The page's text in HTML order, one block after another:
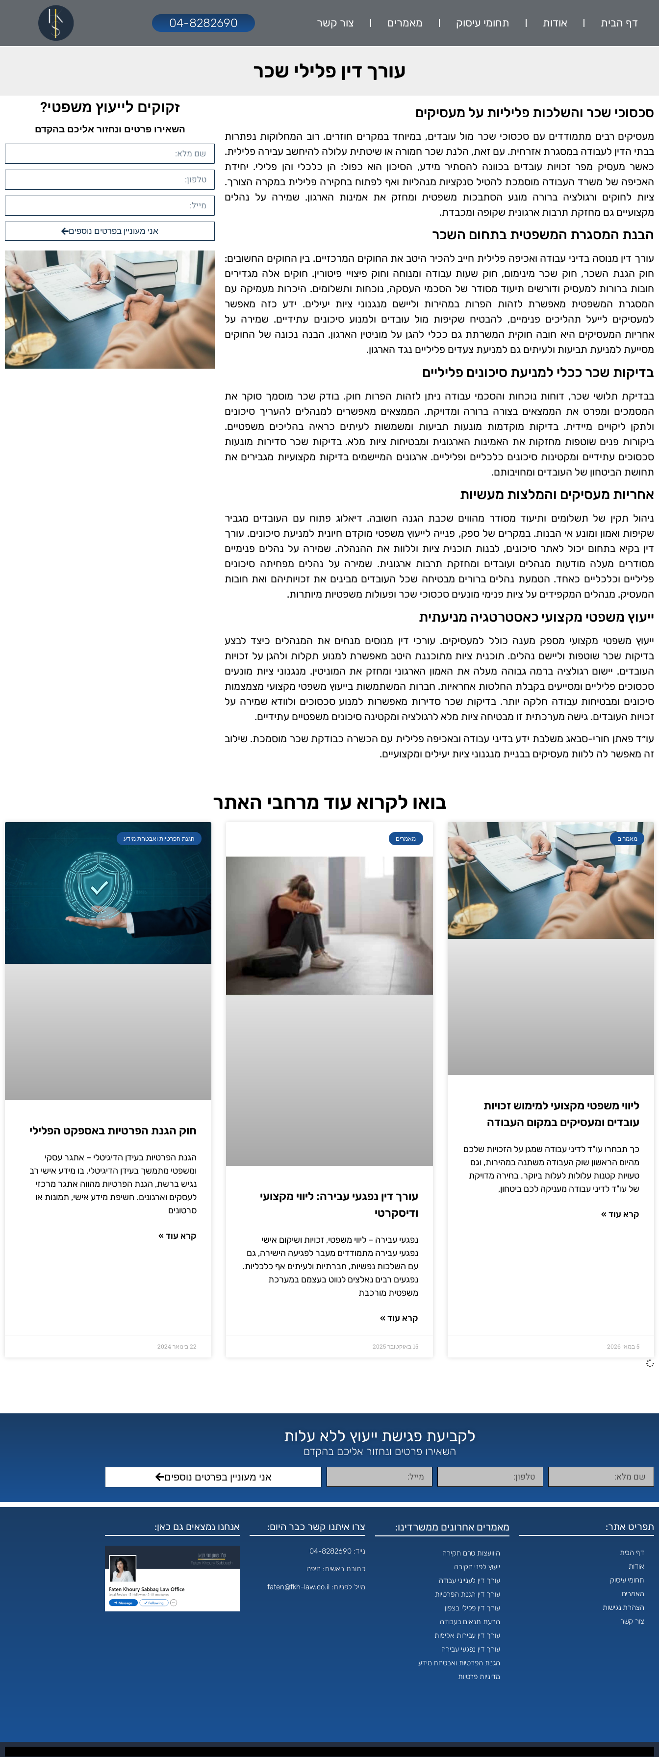
דף הבית אודות תחומי עיסוק מאמרים צור קשר 04-8282690
עורך דין פלילי שכר
סכסוכי שכר והשלכות פליליות על מעסיקים
מעסיקים רבים מתמודדים עם סכסוכי שכר מול עובדים, במיוחד במקרים חוזרים. רוב המחלוקות נפתרות
בבתי הדין לעבודה במסגרת אזרחית. עם זאת, הלנת שכר חמורה או שיטתית עלולה להיחשב עבירה פלילית.
כאשר מעסיק מפר זכויות עובדים בכוונה להסתיר מידע, הסיכון הוא כפול: הן כלכלי והן פלילי. יחידת
האכיפה של משרד העבודה מוסמכת להטיל סנקציות מנהליות ואף לפתוח בחקירה פלילית במקרה הצורך.
ציות לחוקים ורגולציה ברורה מונע הסתבכות משפטית ומחזק את אמינות הארגון. שמירה על נהלים
מקצועיים גם מחזקת תרבות ארגונית שקופה ומכבדת.
הבנת המסגרת המשפטית בתחום השכר
עורך דין מנוסה בדיני עבודה ואכיפה פלילית חייב להכיר היטב את החוקים המרכזיים. בין החוקים החשובים:
חוק הגנת השכר, חוק שכר מינימום, חוק שעות עבודה ומנוחה וחוק פיצויי פיטורין. חוקים אלה מגדירים
חובות ברורות למעסיק ודורשים תיעוד מסודר של הסכמי העסקה, נוכחות ותשלומים. היכרות מעמיקה עם
המסגרת המשפטית מאפשרת לזהות הפרות במהירות וליישם מנגנוני ציות יעילים. ידע כזה מאפשר
למעסיקים לייעל תהליכים פנימיים, להבטיח שקיפות מול עובדים ולמנוע סיכונים עתידיים. שמירה על
אחריות המעסיקים היא חובה חוקית המשרתת גם ככלי להגן על מוניטין הארגון. הבנה נכונה של החוקים
מסייעת למניעת תביעות ולעיתים גם למניעת צעדים פליליים נגד הארגון.
בדיקות שכר ככלי למניעת סיכונים פליליים
בבדיקת תלושי שכר, דוחות נוכחות והסכמי עבודה ניתן לזהות הפרות חוק. בודק שכר מוסמך סוקר את
המסמכים ומפרט את הממצאים בצורה ברורה ומדויקת. הממצאים מאפשרים למנהלים להעריך סיכונים
ולתקן ליקויים מיידית. בדיקות מוקדמות מונעות תביעות ומשמשות לעיתים כראיה בהליכים משפטיים.
ביקורות פנים שוטפות מחזקות את האמינות הארגונית ומבטיחות ציות מלא. בדיקות שכר סדירות מונעות
סכסוכים עתידיים ומקטינות סיכונים כלכליים ופליליים. ארגונים המיישמים בדיקות מקצועיות מגבירים את
תחושת הביטחון של העובדים ומחויבותם.
אחריות מעסיקים והמלצות מעשיות
ניהול תקין של תשלומים ותיעוד מסודר מהווים שכבת הגנה חשובה. דיאלוג פתוח עם העובדים מגביר
שקיפות ואמון ומונע אי הבנות. במקרים של ספק, פנייה לייעוץ משפטי מוקדם חיונית למניעת סיכונים. עורך
דין בקיא בתחום יכול לאתר סיכונים, לבנות תוכנית ציות וללוות את ההנהלה. שמירה על נהלים פנימיים
מסודרים מעלה מודעות מנהלים ועובדים ומחזקת תרבות ארגונית. שמירה על נהלים מפחיתה סיכונים
פליליים וכלכליים כאחד. הטמעת נהלים ברורים מבטיחה שכל העובדים מבינים את זכויותיהם ואת חובות
המעסיק. מנהלים המקפידים על ציות פנימי מונעים סכסוכי שכר ופעולות משפטיות מיותרות.
ייעוץ משפטי מקצועי כאסטרטגיה מניעתית
ייעוץ משפטי מקצועי מספק מענה כולל למעסיקים. עורכי דין מנוסים מנחים את המנהלים כיצד לבצע
בדיקות שכר שוטפות וליישם נהלים. תוכנית ציות מתוכננת היטב מאפשרת למנוע תקלות ולהגן על זכויות
העובדים. יישום רגולציה ברמה גבוהה מעלה את האמון הארגוני ומחזק את המוניטין. מנגנוני ציות מונעים
סכסוכים פליליים ומסייעים בקבלת החלטות אחראיות. חברות המשתמשות בייעוץ משפטי מקצועי מצמצמות
סיכונים ומבטיחות עבודה חלקה יותר. בדיקות שכר סדירות מאפשרות למנוע סכסוכים ולוודא שמירה על
זכויות העובדים. גישה מערכתית זו מבטיחה ציות מלא לרגולציה ומקטינה סיכונים משפטיים עתידיים.
עו״ד פאתן חורי-סבאג משלבת ידע בדיני עבודה ובאכיפה פלילית עם הכשרה כבודקת שכר מוסמכת. שילוב
זה מאפשר לה ללוות מעסיקים בבניית מנגנוני ציות יעילים ומקצועיים.
זקוקים לייעוץ משפטי?​
השאירו פרטים ונחזור אליכם בהקדם​
אני מעוניין בפרטים נוספים
בואו לקרוא עוד מרחבי האתר
מאמרים
ליווי משפטי מקצועי למימוש זכויות
עובדים ומעסיקים במקום העבודה
כך תבחרו עו"ד לדיני עבודה שמגן על הזכויות שלכם
מהיום הראשון שוק העבודה משתנה במהירות, וגם
טעויות קטנות עלולות לעלות ביוקר. בחירה מדויקת
של עו"ד לדיני עבודה מעניקה לכם ביטחון,
קרא עוד »
5 במאי 2026
מאמרים
עורך דין נפגעי עבירה: ליווי מקצועי
ודיסקרטי
נפגעי עבירה – ליווי משפטי, זכויות ושיקום אישי
נפגעי עבירה מתמודדים מעבר לפגיעה הישירה, גם
עם השלכות נפשיות, חברתיות ולעיתים אף כלכליות.
נפגעים רבים נאלצים לנווט בעצמם במערכת
משפטית מורכבת
קרא עוד »
15 באוקטובר 2025
הגנת הפרטיות ואבטחת מידע
חוק הגנת הפרטיות באספקט הפלילי
הגנת הפרטיות בעידן הדיגיטלי – אתגר עסקי
ומשפטי מתמשך בעידן הדיגיטלי, בו מידע אישי רב
נגיש ברשת, הגנת הפרטיות מהווה אתגר מרכזי
לעסקים וארגונים. חשיפת מידע אישי, תמונות או
סרטונים
קרא עוד »
22 בינואר 2024
לקביעת פגישת ייעוץ ללא עלות
השאירו פרטים ונחזור אליכם בהקדם
אני מעוניין בפרטים נוספים
תפריט אתר:
דף הבית
אודות
תחומי עיסוק
מאמרים
הצהרת נגישות
צור קשר
מאמרים אחרונים ממשרדינו:
היוועצות טרם חקירה
ייעוץ לפני חקירה
עורך דין לענייני עבודה
עורך דין הגנת הפרטיות
עורך דין פלילי בצפון
הרעת תנאים בעבודה
עורך דין עבירות אלימות
עורך דין נפגעי עבירה
הגנת הפרטיות ואבטחת מידע
מדיניות פרטיות
צרו איתנו קשר כבר היום:
נייד:04-8282690
כתובת ראשית: חיפה
מייל לפניות: faten@fkh-law.co.il
אנחנו נמצאים גם כאן: